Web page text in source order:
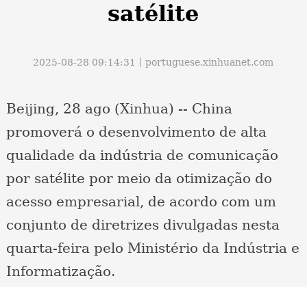
satélite
2025-08-28 09:14:31丨portuguese.xinhuanet.com
Beijing, 28 ago (Xinhua) -- China
promoverá o desenvolvimento de alta
qualidade da indústria de comunicação
por satélite por meio da otimização do
acesso empresarial, de acordo com um
conjunto de diretrizes divulgadas nesta
quarta-feira pelo Ministério da Indústria e
Informatização.